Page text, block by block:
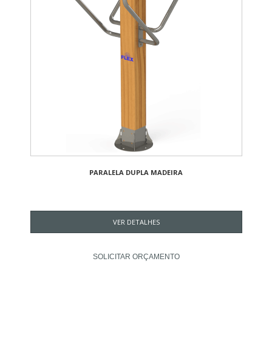
PARALELA DUPLA MADEIRA
VER DETALHES
SOLICITAR ORÇAMENTO